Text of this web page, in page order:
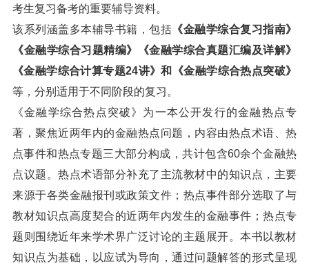
考生复习备考的重要辅导资料。
该系列涵盖多本辅导书籍，包括 《金融学综合复习指南》
《金融学综合习题精编》《金融学综合真题汇编及详解》
《金融学综合计算专题24讲》和《金融学综合热点突破》
等，分别适用于不同阶段的复习。
《金融学综合热点突破》为一本公开发行的金融热点专
著，聚焦近两年内的金融热点问题，内容由热点术语、热
点事件和热点专题三大部分构成，共计包含60余个金融热
点议题。热点术语部分补充了主流教材中的知识点，主要
来源于各类金融报刊或政策文件；热点事件部分选取了与
教材知识点高度契合的近两年内发生的金融事件；热点专
题则围绕近年来学术界广泛讨论的主题展开。本书以教材
知识点为基础，以应试为导向，通过问题解答的形式呈现